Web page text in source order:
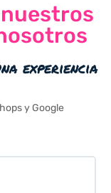
experiencia
y Google